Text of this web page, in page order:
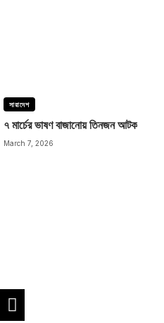
সারাদেশ
৭ মার্চের ভাষণ বাজানোয় তিনজন আটক
March 7, 2026